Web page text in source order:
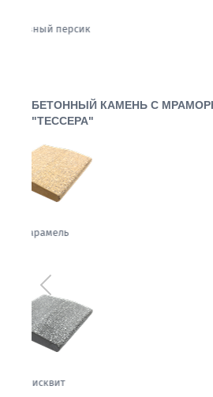
БЕТОННЫЙ КАМЕНЬ С
"ТЕССЕРА"
Предыдущий